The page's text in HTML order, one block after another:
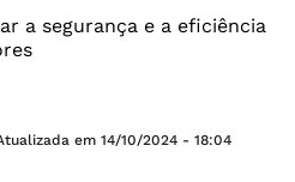
a segurança e a eficiência
em 14/10/2024 - 18:04